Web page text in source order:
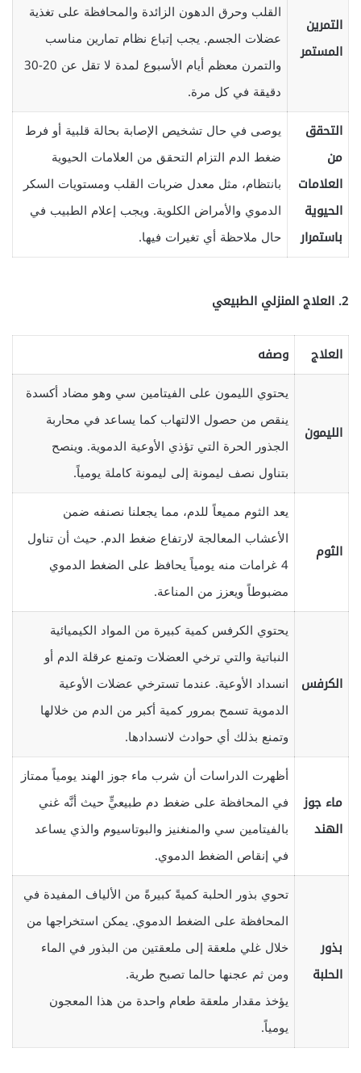
التمرين
المستمر
القلب وحرق الدهون الزائدة والمحافظة على تغذية
عضلات الجسم. يجب إتباع نظام تمارين مناسب
والتمرن معظم أيام الأسبوع لمدة لا تقل عن 20-30
دقيقة في كل مرة.
التحقق
من
العلامات
الحيوية
باستمرار
يوصى في حال تشخيص الإصابة بحالة قلبية أو فرط
ضغط الدم التزام التحقق من العلامات الحيوية
بانتظام، مثل معدل ضربات القلب ومستويات السكر
الدموي والأمراض الكلوية. ويجب إعلام الطبيب في
حال ملاحظة أي تغيرات فيها.
2. العلاج المنزلي الطبيعي
العلاج وصفه
الليمون
يحتوي الليمون على الفيتامين سي وهو مضاد أكسدة
ينقص من حصول الالتهاب كما يساعد في محاربة
الجذور الحرة التي تؤذي الأوعية الدموية. وينصح
بتناول نصف ليمونة إلى ليمونة كاملة يومياً.
الثوم
يعد الثوم مميعاً للدم، مما يجعلنا نصنفه ضمن
الأعشاب المعالجة لارتفاع ضغط الدم. حيث أن تناول
4 غرامات منه يومياً يحافظ على الضغط الدموي
مضبوطاً ويعزز من المناعة.
الكرفس
يحتوي الكرفس كمية كبيرة من المواد الكيميائية
النباتية والتي ترخي العضلات وتمنع عرقلة الدم أو
انسداد الأوعية. عندما تسترخي عضلات الأوعية
الدموية تسمح بمرور كمية أكبر من الدم من خلالها
وتمنع بذلك أي حوادث لانسدادها.
ماء جوز
الهند
أظهرت الدراسات أن شرب ماء جوز الهند يومياً ممتاز
في المحافظة على ضغط دم طبيعيٍّ حيث أنَّه غني
بالفيتامين سي والمنغنيز والبوتاسيوم والذي يساعد
في إنقاص الضغط الدموي.
بذور
الحلبة
تحوي بذور الحلبة كميةً كبيرةً من الألياف المفيدة في
المحافظة على الضغط الدموي. يمكن استخراجها من
خلال غلي ملعقة إلى ملعقتين من البذور في الماء
ومن ثم عجنها حالما تصبح طرية.
يؤخذ مقدار ملعقة طعام واحدة من هذا المعجون
يومياً.